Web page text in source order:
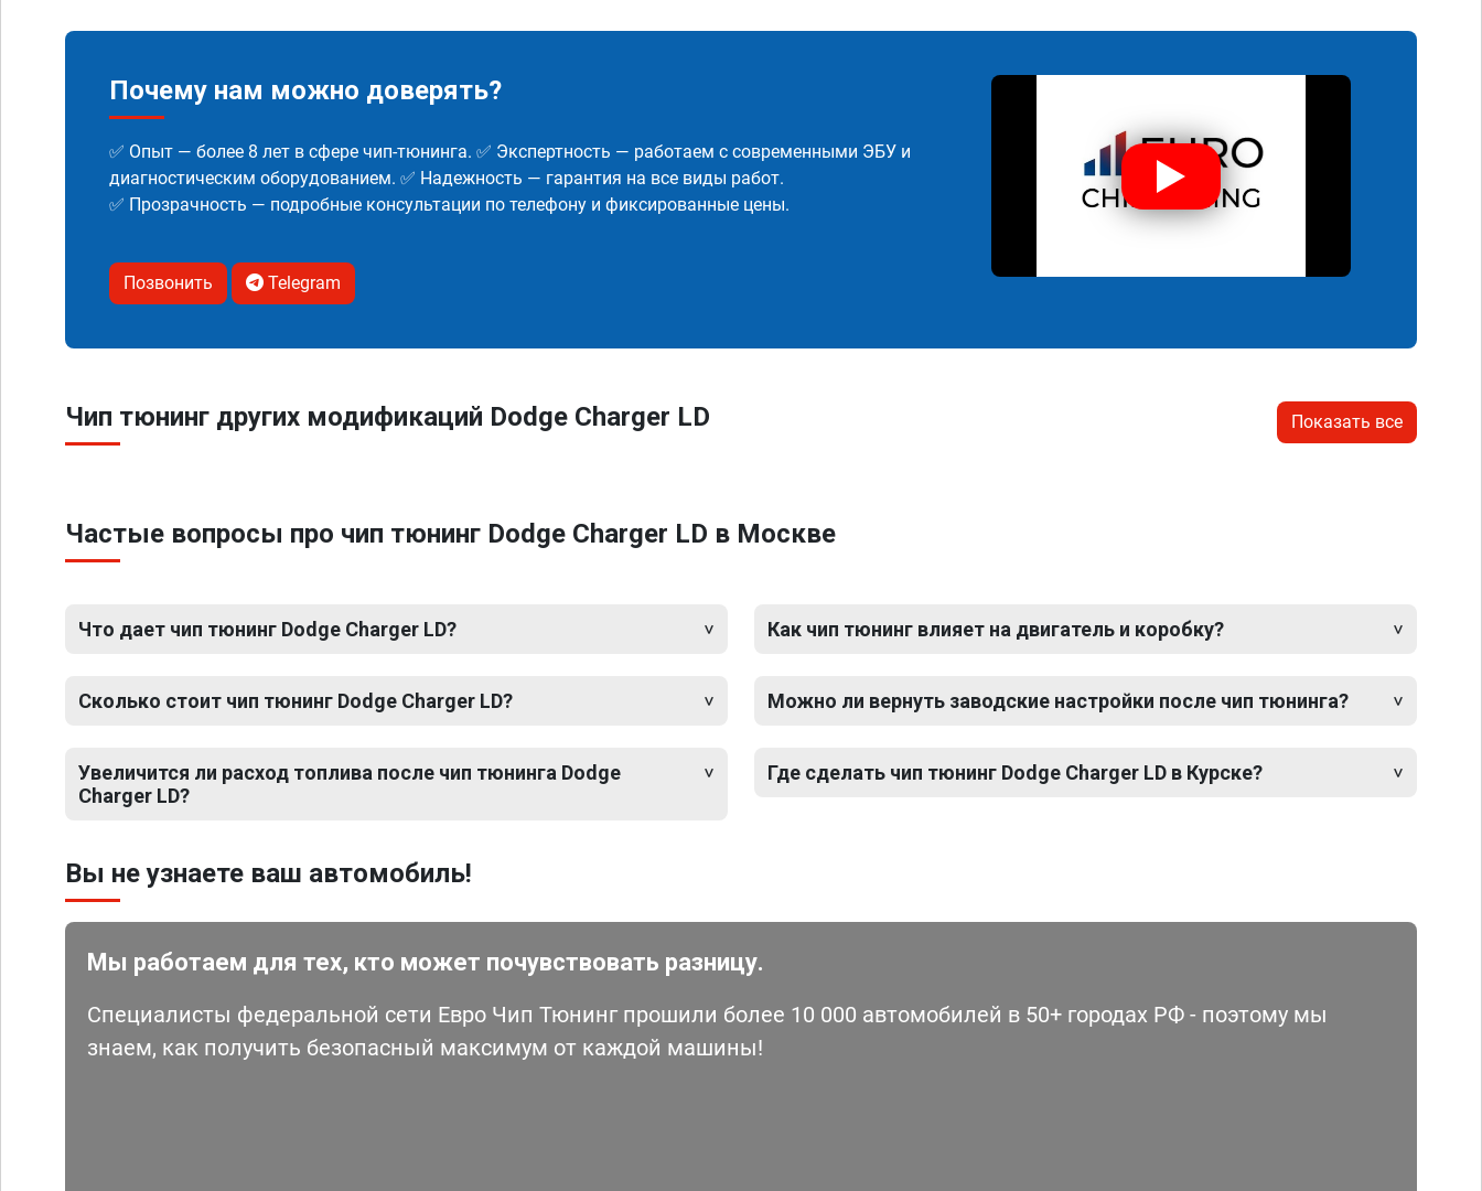
Почему нам можно доверять?
✅ Опыт — более 8 лет в сфере чип-тюнинга. ✅ Экспертность — работаем с современными ЭБУ и
диагностическим оборудованием. ✅ Надежность — гарантия на все виды работ.
✅ Прозрачность — подробные консультации по телефону и фиксированные цены.
Позвонить Telegram
Чип тюнинг других модификаций Dodge Charger LD Показать все
Частые вопросы про чип тюнинг Dodge Charger LD в Москве
Что дает чип тюнинг Dodge Charger LD?
Сколько стоит чип тюнинг Dodge Charger LD?
Увеличится ли расход топлива после чип тюнинга Dodge
Charger LD?
Как чип тюнинг влияет на двигатель и коробку?
Можно ли вернуть заводские настройки после чип тюнинга?
Где сделать чип тюнинг Dodge Charger LD в Курске?
Вы не узнаете ваш автомобиль!
Мы работаем для тех, кто может почувствовать разницу.
Специалисты федеральной сети Евро Чип Тюнинг прошили более 10 000 автомобилей в 50+ городах РФ - поэтому мы
знаем, как получить безопасный максимум от каждой машины!